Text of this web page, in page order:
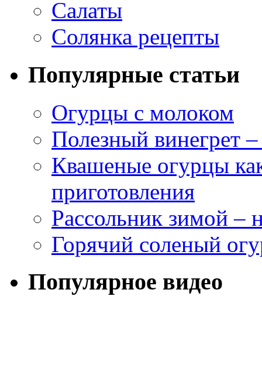
Салаты
Солянка рецепты
Популярные статьи
Огурцы с молоком
Полезный винегрет
Квашеные огурцы
приготовления
Рассольник зимой –
Горячий соленый
Популярное видео